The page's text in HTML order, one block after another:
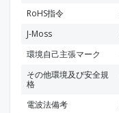
RoHS指令
J-Moss
環境自己主張マーク
その他環境及び安全規
格
電波法備考